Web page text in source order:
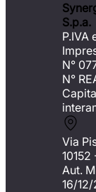
S.p.a.
P.IVA
N°
N°
Via
10152
Aut.
16/